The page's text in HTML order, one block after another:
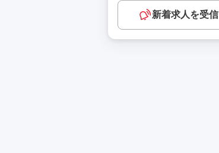
新着求人を受信